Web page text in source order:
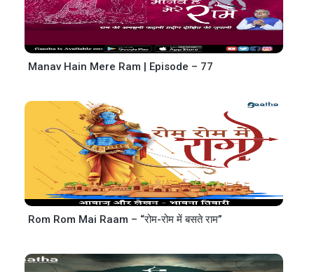
Manav Hain Mere Ram | Episode – 77
Rom Rom Mai Raam – “रोम-रोम में बसते राम”